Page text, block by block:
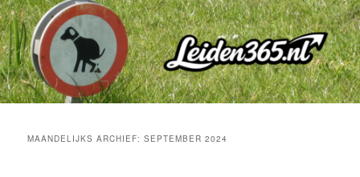
Spring
naar
de
primaire
inhoud
Spring
naar
de
secundaire
inhoud
MAANDELIJKS ARCHIEF:SEPTEMBER 2024